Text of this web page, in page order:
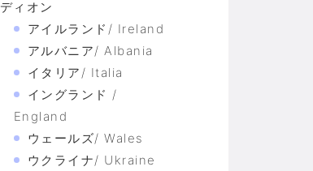
ディオン
アイルランド/ Ireland
アルバニア/ Albania
イタリア/ Italia
イングランド /
England
ウェールズ/ Wales
ウクライナ/ Ukraine